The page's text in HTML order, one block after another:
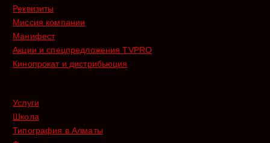
Реквизиты
Миссия компании
Манифест
Акции и спецпредложения TVPRO
Кинопрокат и дистрибьюция
Услуги
Школа
Типография в Алматы